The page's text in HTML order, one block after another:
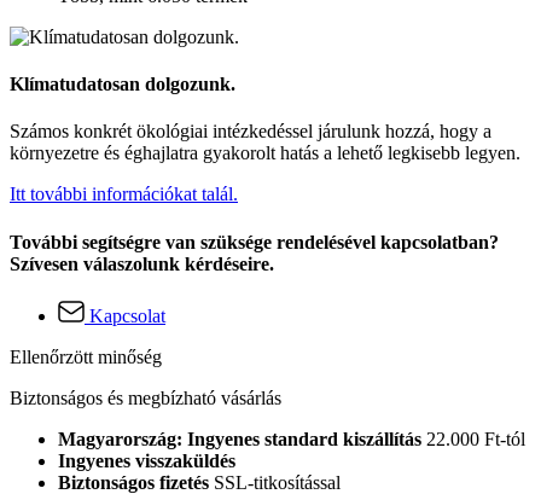
Klímatudatosan dolgozunk.
Számos konkrét ökológiai intézkedéssel járulunk hozzá, hogy a
környezetre és éghajlatra gyakorolt hatás a lehető legkisebb legyen.
Itt további információkat talál.
További segítségre van szüksége rendelésével kapcsolatban?
Szívesen válaszolunk kérdéseire.
Kapcsolat
Ellenőrzött minőség
Biztonságos és megbízható vásárlás
Magyarország: Ingyenes standard kiszállítás 22.000 Ft-tól
Ingyenes visszaküldés
Biztonságos fizetés SSL-titkosítással